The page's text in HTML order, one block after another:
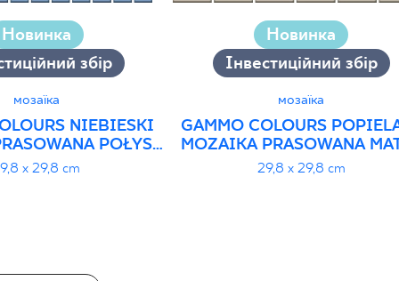
Новинка
збір
мозаїка
NIEBIESKI
POŁYSK
K.
x 29,8 cm
Новинка
Інвестиційний збір
мозаїка
GAMMO COLOURS
MOZAIKA PRASOWANA
29,8 x 29,8 cm